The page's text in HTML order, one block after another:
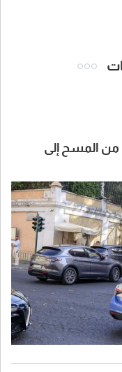
الأمني: 11 نقطة من المسح إلى